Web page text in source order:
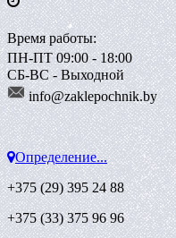
Время работы:
ПН-ПТ 09:00 - 18:00
СБ-ВС - Выходной
info@zaklepochnik.by
Определение...
+375 (29)395 24 88
+375 (33)375 96 96